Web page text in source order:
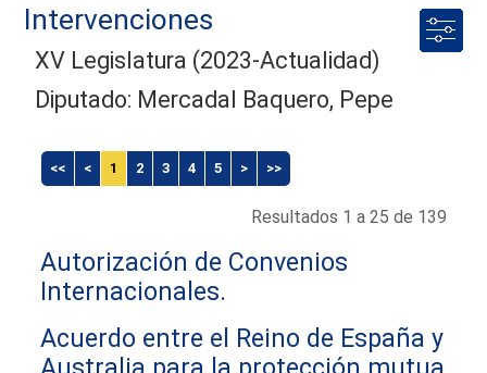
Intervenciones
XV Legislatura (2023-Actualidad)
Diputado: Mercadal Baquero, Pepe
<< < 1 2 3 4 5 > >>
Resultados 1 a 25 de 139
Autorización de Convenios
Internacionales.
Acuerdo entre el Reino de España y